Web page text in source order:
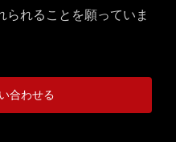
られることを願っていま
合わせる